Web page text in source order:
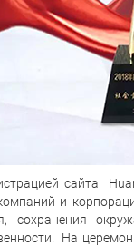
сайта
и
сохранения
На